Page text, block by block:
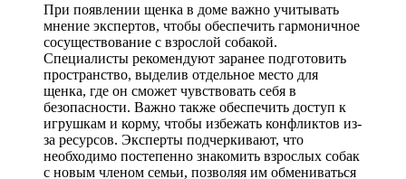
При появлении щенка в доме важно учитывать
мнение экспертов, чтобы обеспечить гармоничное
сосуществование с взрослой собакой.
Специалисты рекомендуют заранее подготовить
пространство, выделив отдельное место для
щенка, где он сможет чувствовать себя в
безопасности. Важно также обеспечить доступ к
игрушкам и корму, чтобы избежать конфликтов из-
за ресурсов. Эксперты подчеркивают, что
необходимо постепенно знакомить взрослых собак
с новым членом семьи, позволяя им обмениваться